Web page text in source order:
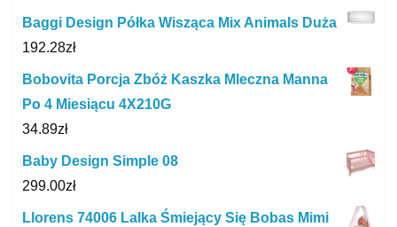
Baggi Design Półka Wisząca Mix Animals Duża
192.28zł
Bobovita Porcja Zbóż Kaszka Mleczna Manna
Po 4 Miesiącu 4X210G
34.89zł
Baby Design Simple 08
299.00zł
Llorens 74006 Lalka Śmiejący Się Bobas Mimi